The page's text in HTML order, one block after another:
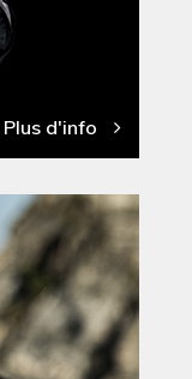
Plus d'info